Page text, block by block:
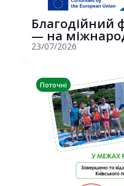
Благодійний
— на
Erasmus+ у С...
23/07/2026
Поточні